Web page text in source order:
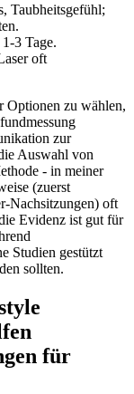
​Taubheitsgefühl;
3 Tage.
oft
Optionen zu wählen,
‍zur
Auswahl von
-​ in meiner
(zuerst
Nachsitzungen) oft
Evidenz ist gut für
Studien gestützt
sollten.
für